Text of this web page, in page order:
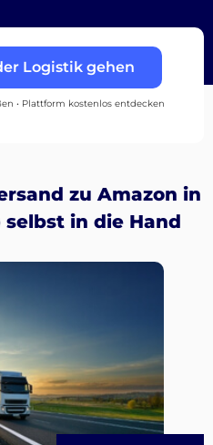
Logistik gehen
• Plattform kostenlos entdecken
zu Amazon in
selbst in die Hand